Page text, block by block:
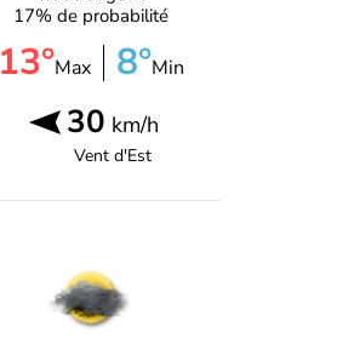
17% de probabilité
13°Max 8°Min
30 km/h
Vent d'Est